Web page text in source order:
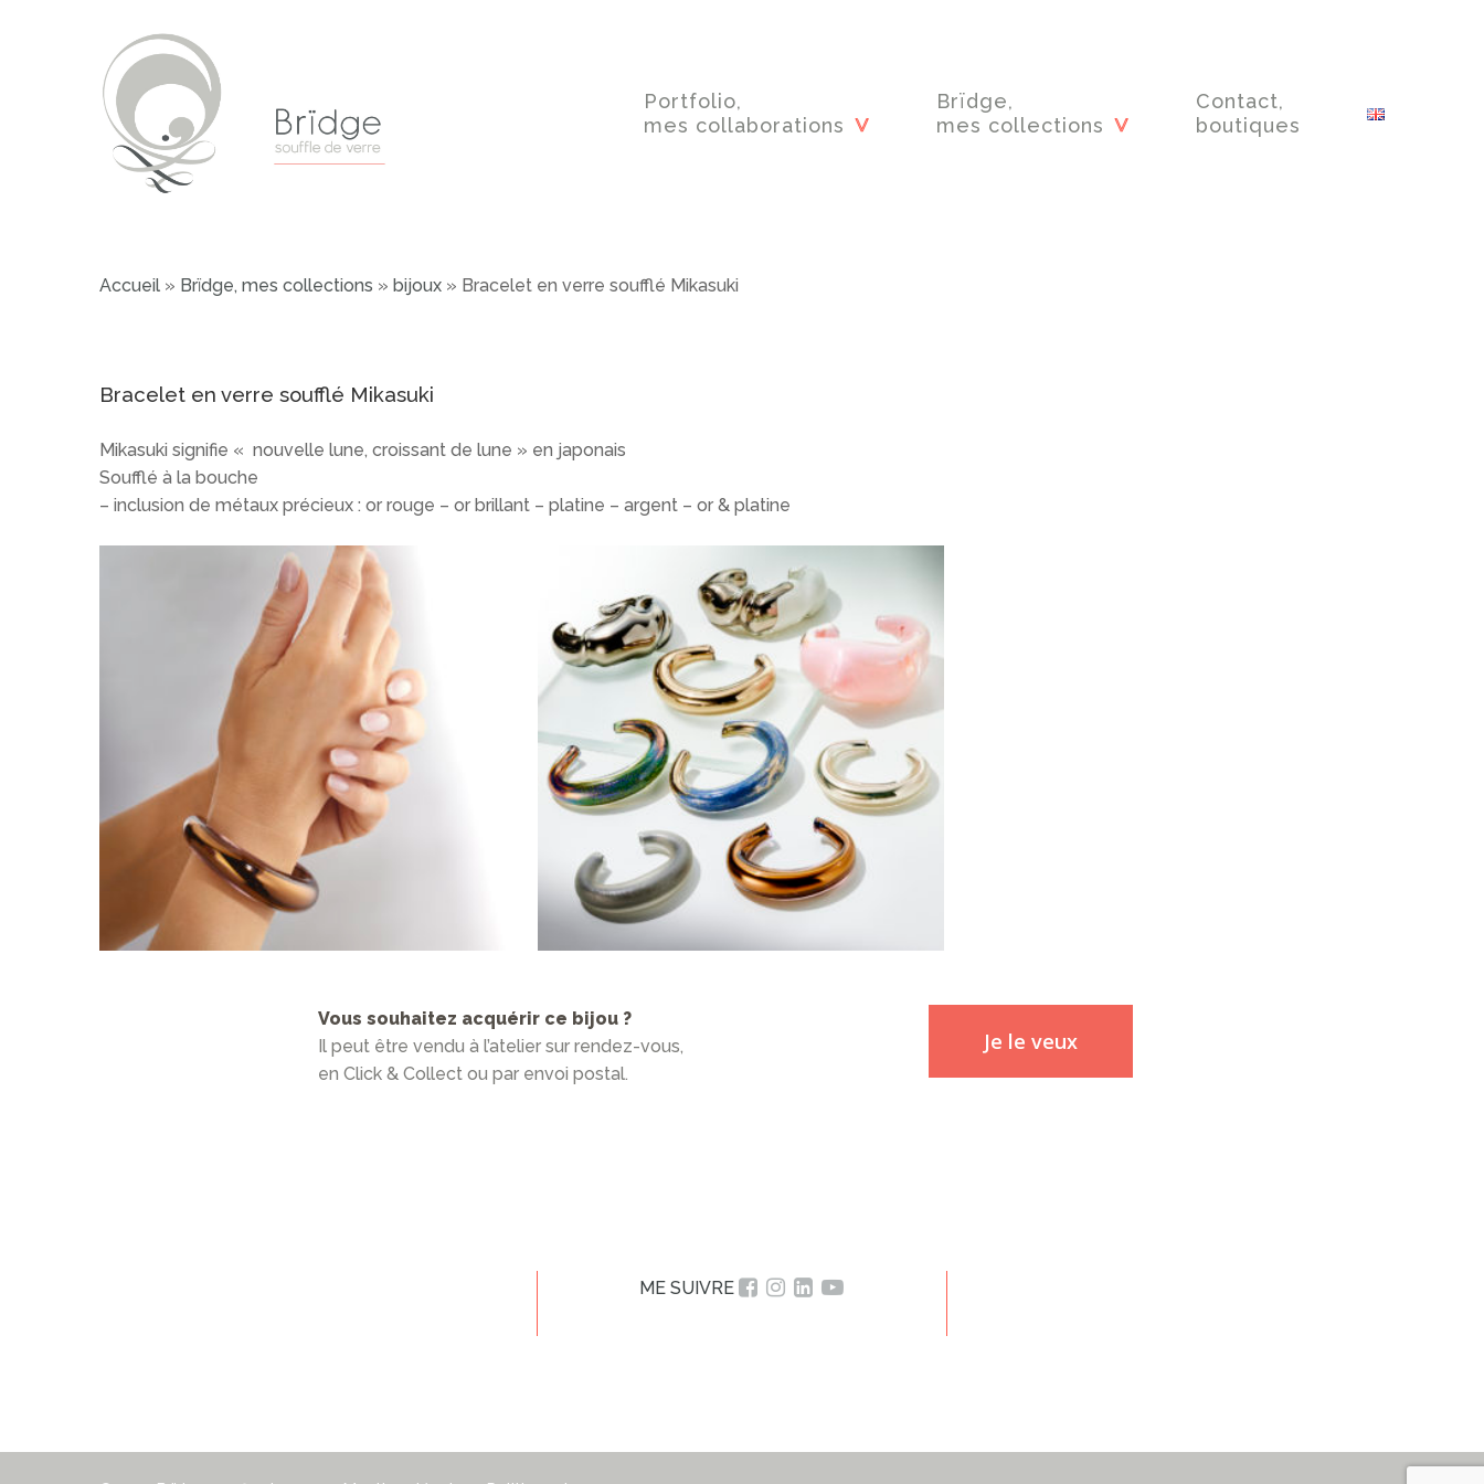
Portfolio,
mes collaborations
Brïdge,
mes collections
Contact,
boutiques
Accueil » Brïdge, mes collections » bijoux » Bracelet en verre soufflé Mikasuki
Bracelet en verre soufflé Mikasuki
Mikasuki signifie « nouvelle lune, croissant de lune » en japonais
Soufflé à la bouche
– inclusion de métaux précieux : or rouge – or brillant – platine – argent – or & platine
Vous souhaitez acquérir ce bijou ?
Il peut être vendu à l’atelier sur rendez-vous,
en Click & Collect ou par envoi postal.
Je le veux
ME SUIVRE